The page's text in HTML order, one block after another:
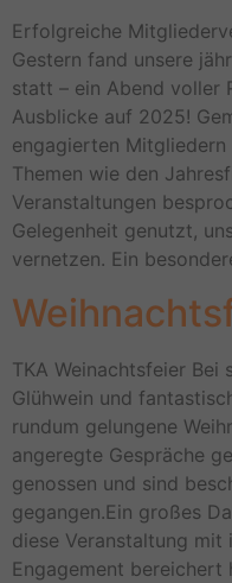
Erfolgreiche
Gestern fand unsere
statt – ein Abend voller
Ausblicke auf 2025!
engagierten
Themen wie den
Veranstaltungen
Gelegenheit genutzt,
vernetzen. Ein
TKA Weinachtsfeier
Glühwein und
rundum gelungene
angeregte Gespräche
genossen und sind
gegangen.Ein großes
diese Veranstaltung mit
Engagement bereichert